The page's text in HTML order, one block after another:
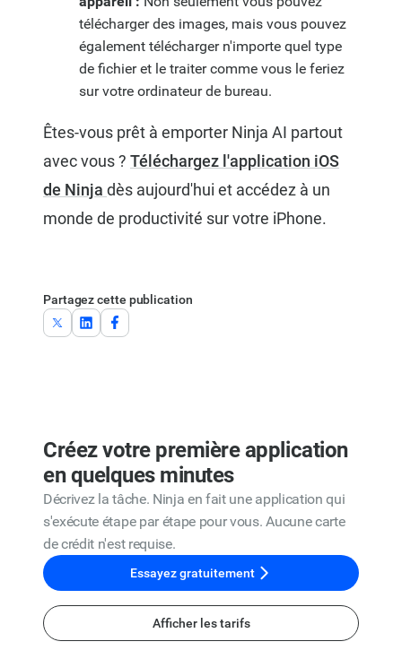
télécharger des images, mais vous pouvez
également télécharger n'importe quel type
de fichier et le traiter comme vous le feriez
sur votre ordinateur de bureau.
Êtes-vous prêt à emporter Ninja AI partout
avec vous ? Téléchargez l'application iOS
de Ninja dès aujourd'hui et accédez à un
monde de productivité sur votre iPhone.
Partagez cette publication
Créez votre première application
en quelques minutes
Décrivez la tâche. Ninja en fait une application qui
s'exécute étape par étape pour vous. Aucune carte
de crédit n'est requise.
Essayez gratuitement
Afficher les tarifs